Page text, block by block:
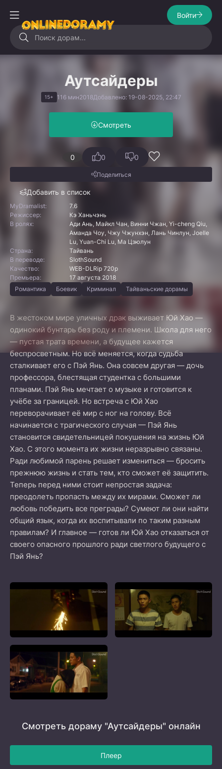
Войти
Аутсайдеры
15+ 116 мин2018Добавлено: 19-08-2025, 22:47
Смотреть
0
Добавить в список
0 0
Поделиться
MyDramalist:
7.6
Режиссер:
Кэ Ханьчэнь
В ролях:
Ади Ань, Майкл Чан, Винни Чжан, Yi-cheng Qiu,
Аманда Чоу, Чжу Чжунхэн, Лань Чинлун, Joelle
Lu, Yuan-Chi Lu, Ма Цзюлун
Страна:
Тайвань
В переводе:
SlothSound
Качество:
WEB-DLRip 720p
Премьера:
17 августа 2018
Романтика
Боевик Криминал Тайваньские дорамы
В жестоком мире уличных драк выживает Юй Хао —
одинокий бунтарь без роду и племени. Школа для него
— пустая трата времени, а будущее кажется
беспросветным. Но всё меняется, когда судьба
сталкивает его с Пэй Янь. Она совсем другая — дочь
профессора, блестящая студентка с большими
планами. Пэй Янь мечтает о музыке и готовится к
учёбе за границей. Но встреча с Юй Хао
переворачивает её мир с ног на голову. Всё
начинается с трагического случая — Пэй Янь
становится свидетельницей покушения на жизнь Юй
Хао. С этого момента их жизни неразрывно связаны.
Ради любимой парень решает измениться — бросить
прежнюю жизнь и стать тем, кто сможет её защитить.
Теперь перед ними стоит непростая задача:
преодолеть пропасть между их мирами. Сможет ли
любовь победить все преграды? Сумеют ли они найти
общий язык, когда их воспитывали по таким разным
правилам? И главное — готов ли Юй Хао отказаться от
своего опасного прошлого ради светлого будущего с
Пэй Янь?
Смотреть дораму "Аутсайдеры" онлайн
Плеер